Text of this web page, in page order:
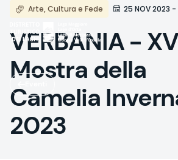
Salta
principale
Arte, Cultura e Fede 25 NOV 2023 -
VERBANIA -
Mostra della
Camelia
2023